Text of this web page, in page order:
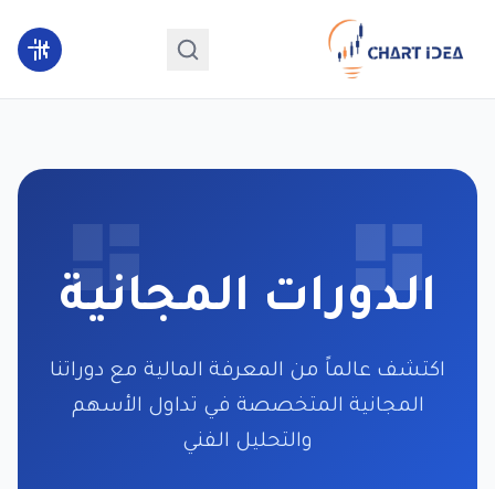
الدورات المجانية
اكتشف عالماً من المعرفة المالية مع دوراتنا
المجانية المتخصصة في تداول الأسهم
والتحليل الفني